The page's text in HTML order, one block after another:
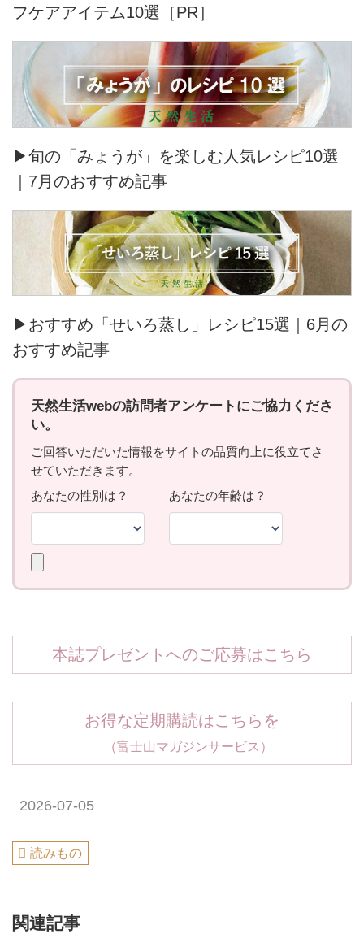
フケアアイテム10選［PR］
▶旬の「みょうが」を楽しむ人気レシピ10選
｜7月のおすすめ記事
▶おすすめ「せいろ蒸し」レシピ15選｜6月の
おすすめ記事
本誌プレゼントへのご応募はこちら
お得な定期購読はこちらを
（富士山マガジンサービス）
2026-07-05
読みもの
関連記事